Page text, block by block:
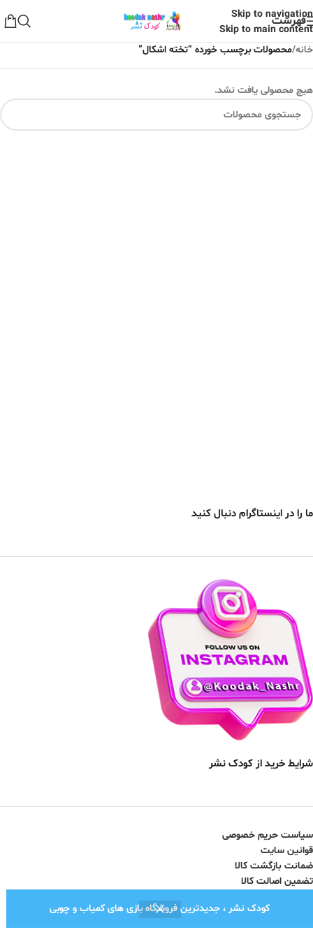
کودک نشر ، جدیدترین فروشگاه بازی های کمیاب و چوبی
Skip to navigation
Skip to main content
فهرست
خانه/محصولات برچسب خورده “تخته اشکال”
هیچ محصولی یافت نشد.
ما را در اینستاگرام دنبال کنید
شرایط خرید از کودک نشر
سیاست حریم خصوصی
قوانین سایت
ضمانت بازگشت کالا
تضمین اصالت کالا
نماد اعتماد الکترونیک